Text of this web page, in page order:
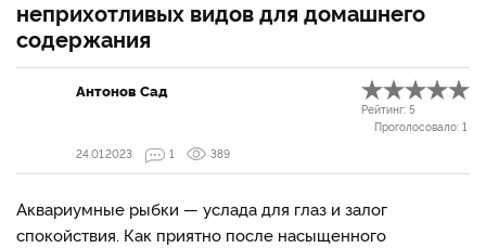
неприхотливых видов для домашнего
содержания
Антонов Сад
Рейтинг: 5
Проголосовало: 1
24.01.2023
1 389
Аквариумные рыбки — услада для глаз и залог
спокойствия. Как приятно после насыщенного